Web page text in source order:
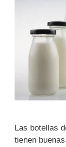
Las botellas
tienen